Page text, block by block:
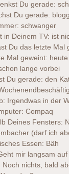
Du gerade:
Du gerade:
schwanger
in Deinem TV: ist
Du das letzte Mal
Mal geweint:
lange vorbei
Du gerade: den
Irgendwas in der
Compaq
Deines Fensters:
(darf ich
Essen: Bäh
mir langsam
Noch nichts, bald